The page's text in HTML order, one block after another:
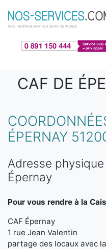
Aller au contenu principal
CAF DE
ÉPERNAY
Adresse
Épernay
Pour vous rendre à la
CAF Épernay
1 rue Jean Valentin
partage des locaux avec